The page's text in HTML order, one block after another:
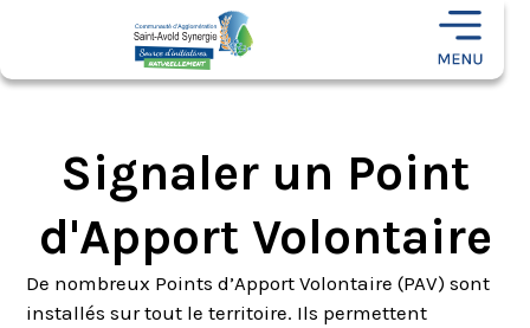
Signaler un Point
d'Apport Volontaire
De nombreux Points d’Apport Volontaire (PAV) sont
installés sur tout le territoire. Ils permettent